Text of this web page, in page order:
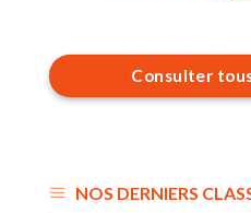
Consulter
NOS DERNIERS